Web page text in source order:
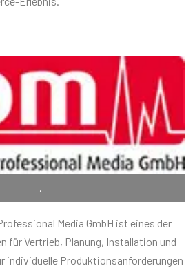
.
Media GmbH ist eines der
für Vertrieb, Planung, Installation und
individuelle Produktionsanforderungen